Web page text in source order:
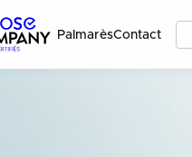
PalmarèsContact